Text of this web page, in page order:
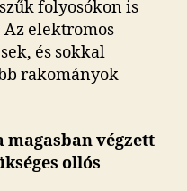
folyosókon is
elektromos
és sokkal
rakományok
magasban végzett
ollós